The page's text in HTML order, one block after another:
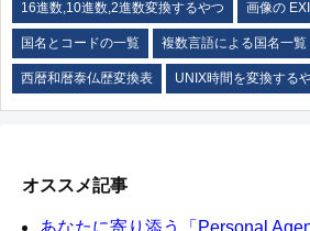
16進数,10進数,2進数変換するやつ 画像の
国名とコードの一覧 複数言語による国名一覧
西暦和暦泰仏歴変換表 UNIX時間を変換する
オススメ記事